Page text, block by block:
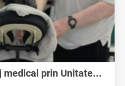
medical prin Unitate...